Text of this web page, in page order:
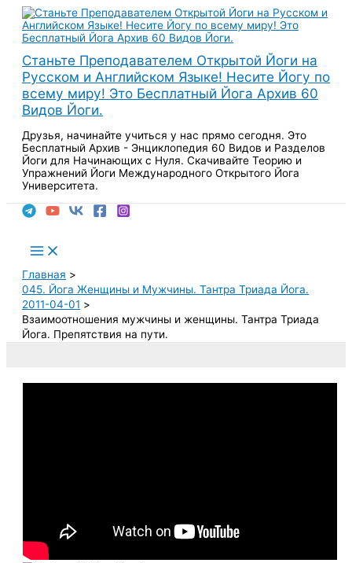
Перейти
содержимому
Станьте Преподавателем Открытой Йоги на
Русском и Английском Языке! Несите Йогу по
всему миру! Это Бесплатный Йога Архив 60
Видов Йоги.
Друзья, начинайте учиться у нас прямо сегодня. Это
Бесплатный Архив - Энциклопедия 60 Видов и Разделов
Йоги для Начинающих с Нуля. Скачивайте Теорию и
Упражнений Йоги Международного Открытого Йога
Университета.
Main
Menu
Главная
045. Йога Женщины и Мужчины. Тантра Триада Йога.
2011-04-01
Взаимоотношения мужчины и женщины. Тантра Триада
Йога. Препятствия на пути.